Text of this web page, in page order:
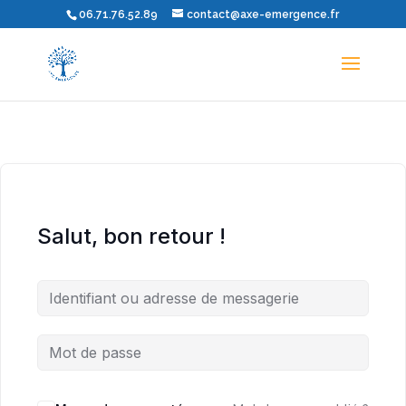
06.71.76.52.89 contact@axe-emergence.fr
Salut, bon retour !